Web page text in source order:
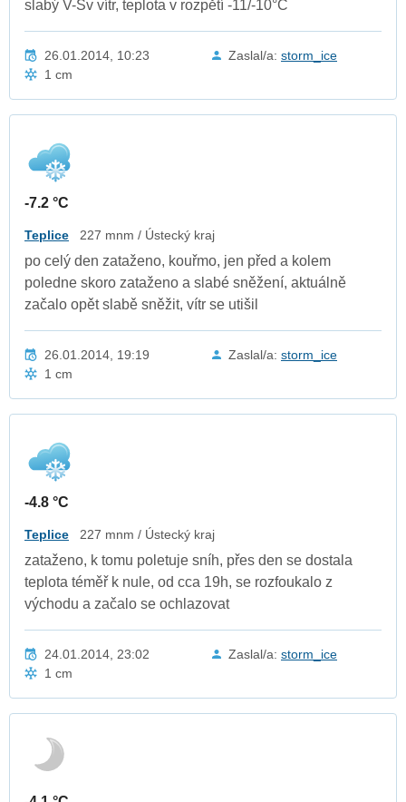
slabý V-Sv vítr, teplota v rozpětí -11/-10°C
26.01.2014, 10:23 Zaslal/a: storm_ice
1 cm
-7.2 °C
Teplice 227 mnm / Ústecký kraj
po celý den zataženo, kouřmo, jen před a kolem
poledne skoro zataženo a slabé sněžení, aktuálně
začalo opět slabě sněžit, vítr se utišil
26.01.2014, 19:19 Zaslal/a: storm_ice
1 cm
-4.8 °C
Teplice 227 mnm / Ústecký kraj
zataženo, k tomu poletuje sníh, přes den se dostala
teplota téměř k nule, od cca 19h, se rozfoukalo z
východu a začalo se ochlazovat
24.01.2014, 23:02 Zaslal/a: storm_ice
1 cm